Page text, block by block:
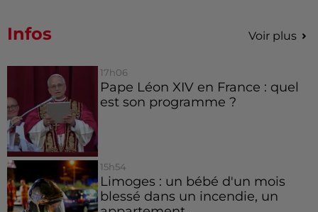
Infos Voir plus
17h06
Pape Léon XIV en France : quel
est son programme ?
15h54
Limoges : un bébé d'un mois
blessé dans un incendie, un